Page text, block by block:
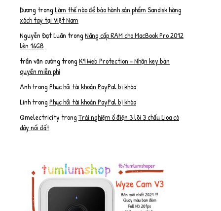
Dương trongLàm thế nào để bảo hành sản phẩm Sandisk hàng
xách tay tại Việt Nam
Nguyễn Đạt Luân trongNâng cấp RAM cho MacBook Pro 2012
lên 16GB
trần văn cường trongK9 Web Protection – Nhận key bản
quyền miễn phí
AnhtrongPhục hồi tài khoản PayPal bị khóa
LinhtrongPhục hồi tài khoản PayPal bị khóa
Qmelectricity trongTrải nghiệm ổ điện 3 lõi 3 chấu Lioa có
dây nối đất